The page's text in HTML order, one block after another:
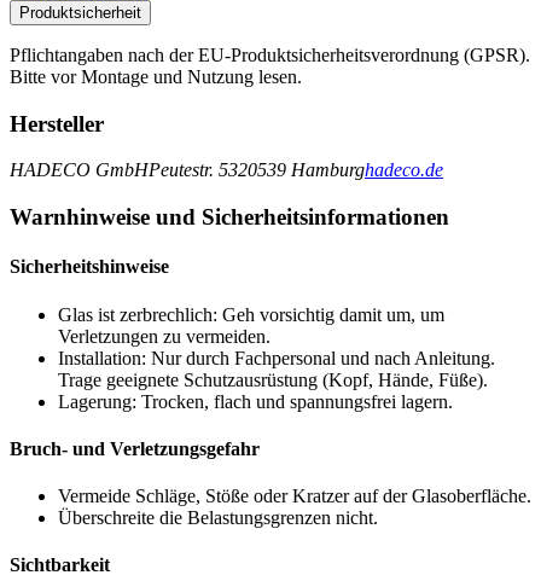
Produktsicherheit
Pflichtangaben nach der EU-Produktsicherheitsverordnung (GPSR).
Bitte vor Montage und Nutzung lesen.
Hersteller
HADECO GmbHPeutestr. 5320539 Hamburghadeco.de
Warnhinweise und Sicherheitsinformationen
Sicherheitshinweise
Glas ist zerbrechlich: Geh vorsichtig damit um, um
Verletzungen zu vermeiden.
Installation: Nur durch Fachpersonal und nach Anleitung.
Trage geeignete Schutzausrüstung (Kopf, Hände, Füße).
Lagerung: Trocken, flach und spannungsfrei lagern.
Bruch- und Verletzungsgefahr
Vermeide Schläge, Stöße oder Kratzer auf der Glasoberfläche.
Überschreite die Belastungsgrenzen nicht.
Sichtbarkeit